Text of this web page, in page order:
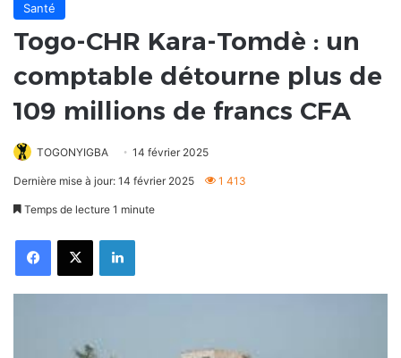
Santé
Togo-CHR Kara-Tomdè : un
comptable détourne plus de
109 millions de francs CFA
TOGONYIGBA 14 février 2025
Dernière mise à jour: 14 février 2025 1 413
Temps de lecture 1 minute
FacebookX Linkedin